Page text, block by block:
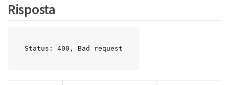
Risposta
Status: 400, Bad request